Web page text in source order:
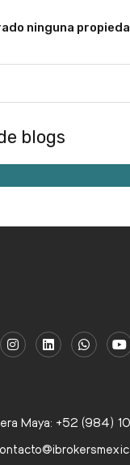
ninguna
blogs
Maya: +52 (984)